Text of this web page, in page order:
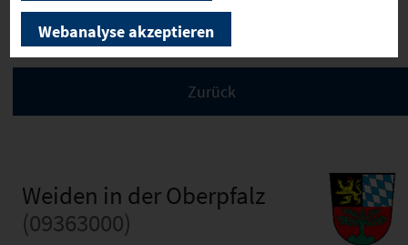
übernehmen wir keine Haftung!
Weiden in der Oberpfalz
(09363000)
Webanalyse akzeptieren